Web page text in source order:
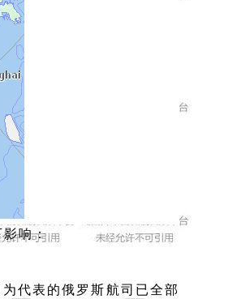
响：
代表的俄罗斯航司已全部